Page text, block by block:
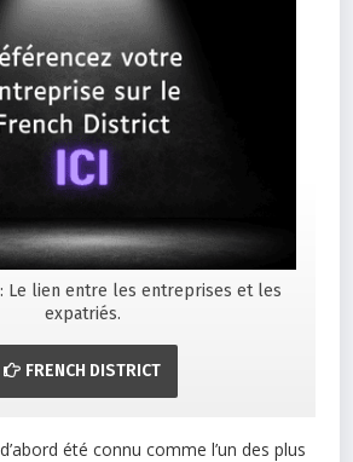
Le lien entre les entreprises et les
expatriés.
FRENCH DISTRICT
été connu comme l’un des plus